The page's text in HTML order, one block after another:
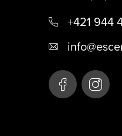
+421 944
info@